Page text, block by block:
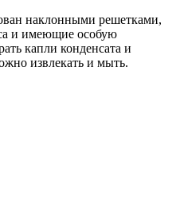
наклонными решетками,
и имеющие особую
капли конденсата и
извлекать и мыть.